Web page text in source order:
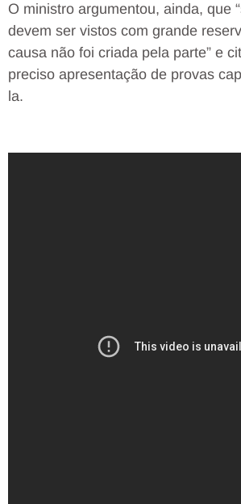
O ministro argumentou, ainda, que
devem ser vistos com grande
causa não foi criada pela parte” e
preciso apresentação de provas
la.